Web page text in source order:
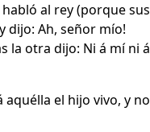
al rey (porque sus
dijo: ­Ah, señor mío!
la otra dijo: Ni á mí ni á
el hijo vivo, y no